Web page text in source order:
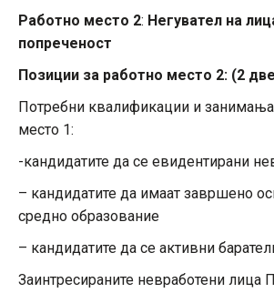
Работно место 2: Негувател на
попреченост
Позиции за работно место 2: (2 две
Потребни квалификации и
место 1:
-кандидатите да се евидентирани
– кандидатите да имаат завршено
средно образование
– кандидатите да се активни
Заинтресираните невработени лица